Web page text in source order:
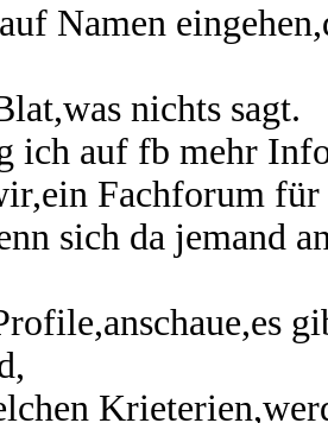
Namen
nichts sagt.
ich auf fb mehr
Fachforum
sich da jemand